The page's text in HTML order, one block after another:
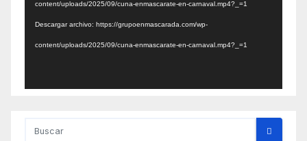
content/uploads/2025/09/cuna-enmascarate-en-carnaval.mp4?_=1
Descargar archivo: https://grupoenmascarada.com/wp-
content/uploads/2025/09/cuna-enmascarate-en-carnaval.mp4?_=1